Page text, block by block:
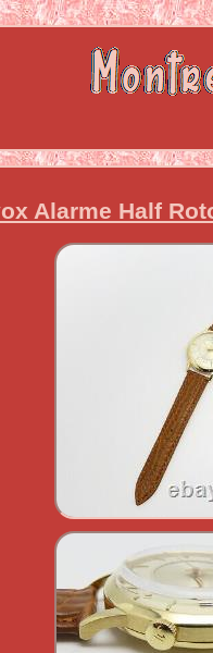
Alarme Half